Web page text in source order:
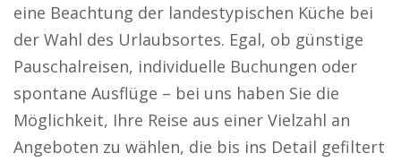
eine Beachtung der landestypischen Küche bei
der Wahl des Urlaubsortes. Egal, ob günstige
Pauschalreisen, individuelle Buchungen oder
spontane Ausflüge – bei uns haben Sie die
Möglichkeit, Ihre Reise aus einer Vielzahl an
Angeboten zu wählen, die bis ins Detail gefiltert